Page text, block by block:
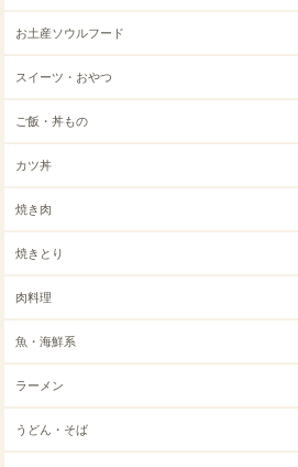
お土産ソウルフード
スイーツ・おやつ
ご飯・丼もの
カツ丼
焼き肉
焼きとり
肉料理
魚・海鮮系
ラーメン
うどん・そば